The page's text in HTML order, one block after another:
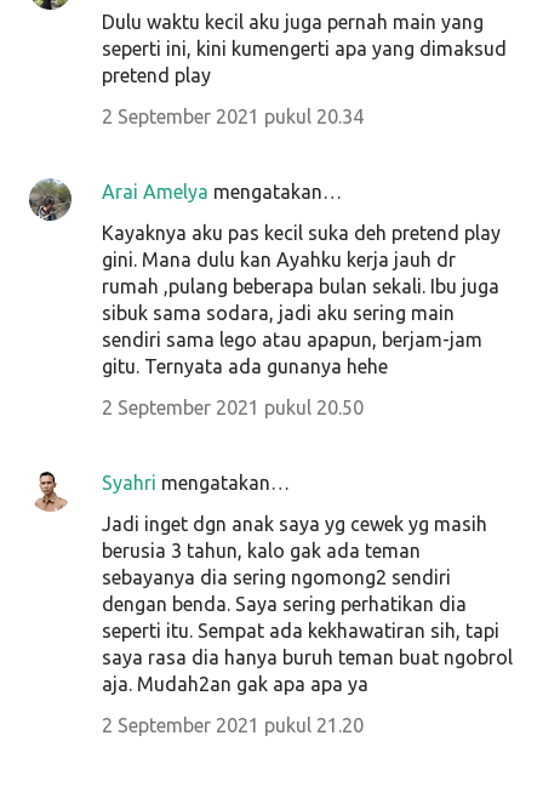
Dulu waktu kecil aku juga pernah main yang
seperti ini, kini kumengerti apa yang dimaksud
pretend play
2 September 2021 pukul 20.34
Arai Amelya mengatakan…
Kayaknya aku pas kecil suka deh pretend play
gini. Mana dulu kan Ayahku kerja jauh dr
rumah ,pulang beberapa bulan sekali. Ibu juga
sibuk sama sodara, jadi aku sering main
sendiri sama lego atau apapun, berjam-jam
gitu. Ternyata ada gunanya hehe
2 September 2021 pukul 20.50
Syahri mengatakan…
Jadi inget dgn anak saya yg cewek yg masih
berusia 3 tahun, kalo gak ada teman
sebayanya dia sering ngomong2 sendiri
dengan benda. Saya sering perhatikan dia
seperti itu. Sempat ada kekhawatiran sih, tapi
saya rasa dia hanya buruh teman buat ngobrol
aja. Mudah2an gak apa apa ya
2 September 2021 pukul 21.20